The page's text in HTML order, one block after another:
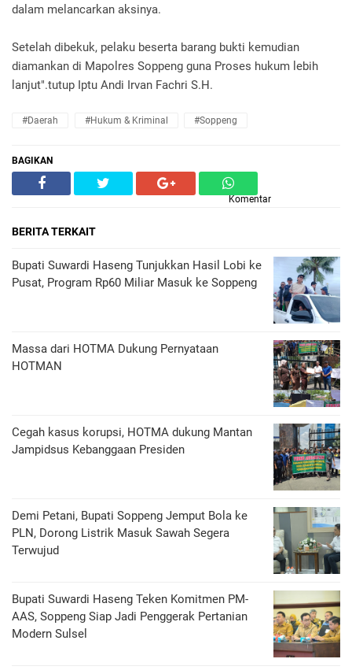
dalam melancarkan aksinya.
Setelah dibekuk, pelaku beserta barang bukti kemudian
diamankan di Mapolres Soppeng guna Proses hukum lebih
lanjut".tutup Iptu Andi Irvan Fachri S.H.
#Daerah #Hukum & Kriminal #Soppeng
BAGIKAN
Komentar
BERITA TERKAIT
Bupati Suwardi Haseng Tunjukkan Hasil Lobi ke
Pusat, Program Rp60 Miliar Masuk ke Soppeng
Massa dari HOTMA Dukung Pernyataan
HOTMAN
Cegah kasus korupsi, HOTMA dukung Mantan
Jampidsus Kebanggaan Presiden
Demi Petani, Bupati Soppeng Jemput Bola ke
PLN, Dorong Listrik Masuk Sawah Segera
Terwujud
Bupati Suwardi Haseng Teken Komitmen PM-
AAS, Soppeng Siap Jadi Penggerak Pertanian
Modern Sulsel